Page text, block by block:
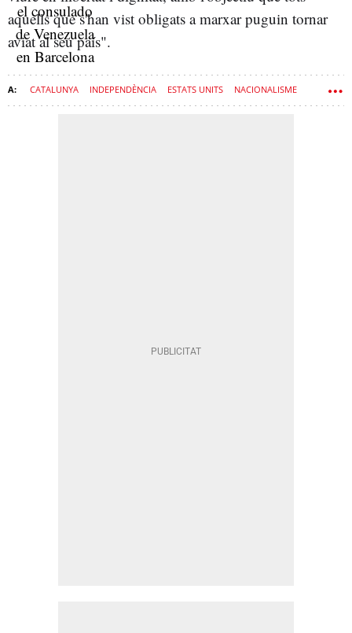
aquells que s'han vist obligats a marxar puguin tornar
aviat al seu país".
CATALUNYA INDEPENDÈNCIA ESTATS UNITS NACIONALISME